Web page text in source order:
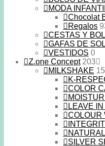
MODA
Chocolat
Regalos
CESTAS Y
GAFAS DE SOL
VESTIDOS 0
Z.one Concept 203
MILKSHAKE
K-
COLOR
LEAVE
COLOUR
SILVER